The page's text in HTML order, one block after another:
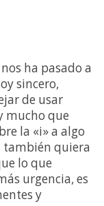
ha pasado a
sincero,
de usar
mucho que
la «i» a algo
también quiera
lo que
urgencia, es
y